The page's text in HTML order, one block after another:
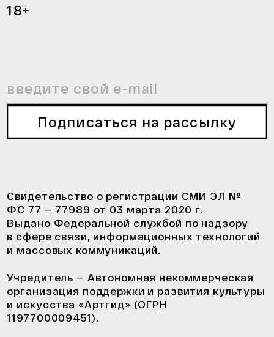
18+
Свидетельство о регистрации СМИ ЭЛ №
ФС 77 — 77989 от 03 марта 2020 г.
Выдано Федеральной службой по надзору
в сфере связи, информационных технологий
и массовых коммуникаций.
Учредитель — Автономная некоммерческая
организация поддержки и развития культуры
и искусства «Артгид» (ОГРН
1197700009451).
Подписаться на рассылку